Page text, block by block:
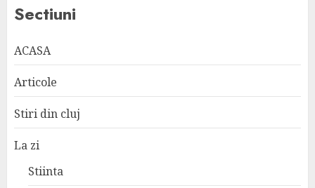
Sectiuni
ACASA
Articole
Stiri din cluj
La zi
Stiinta